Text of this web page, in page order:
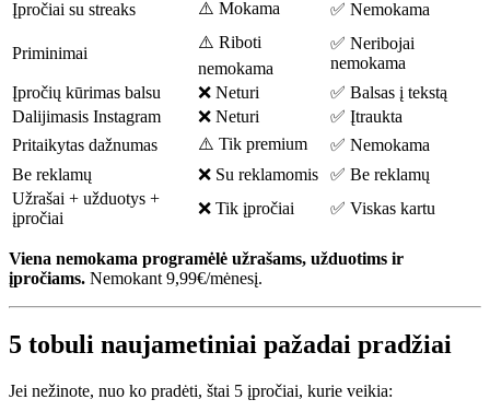
Įpročiai su streaks ⚠️ Mokama ✅ Nemokama
Priminimai
⚠️ Riboti
nemokama
✅ Neribojai
nemokama
Įpročių kūrimas balsu
❌ Neturi
✅ Balsas į tekstą
Dalijimasis Instagram
❌ Neturi
✅ Įtraukta
Pritaikytas dažnumas
⚠️ Tik premium
✅ Nemokama
Be reklamų
❌ Su reklamomis
✅ Be reklamų
Užrašai + užduotys +
įpročiai
❌ Tik įpročiai ✅ Viskas kartu
Viena nemokama programėlė užrašams, užduotims ir
įpročiams. Nemokant 9,99€/mėnesį.
5 tobuli naujametiniai pažadai pradžiai
Jei nežinote, nuo ko pradėti, štai 5 įpročiai, kurie veikia: